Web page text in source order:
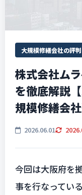
大規模修繕会社の評判
株式会社ム
を徹底解説
規模修繕会
2026.06.01
今回は大阪府を
事を行なっている